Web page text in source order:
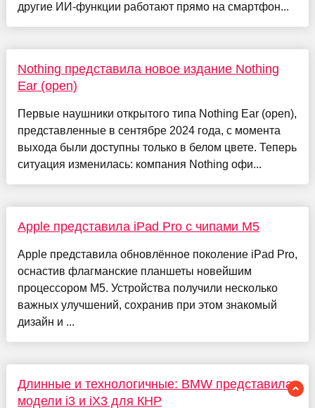
другие ИИ-функции работают прямо на смартфон...
Nothing представила новое издание Nothing
Ear (open)
Первые наушники открытого типа Nothing Ear (open),
представленные в сентябре 2024 года, с момента
выхода были доступны только в белом цвете. Теперь
ситуация изменилась: компания Nothing офи...
Apple представила iPad Pro с чипами M5
Apple представила обновлённое поколение iPad Pro,
оснастив флагманские планшеты новейшим
процессором M5. Устройства получили несколько
важных улучшений, сохранив при этом знакомый
дизайн и ...
Длинные и технологичные: BMW представила
модели i3 и iX3 для КНР